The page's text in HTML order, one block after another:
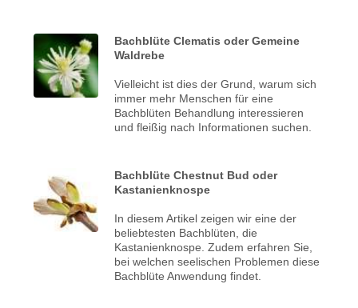
Bachblüte Clematis oder Gemeine
Waldrebe
Vielleicht ist dies der Grund, warum sich
immer mehr Menschen für eine
Bachblüten Behandlung interessieren
und fleißig nach Informationen suchen.
Bachblüte Chestnut Bud oder
Kastanienknospe
In diesem Artikel zeigen wir eine der
beliebtesten Bachblüten, die
Kastanienknospe. Zudem erfahren Sie,
bei welchen seelischen Problemen diese
Bachblüte Anwendung findet.